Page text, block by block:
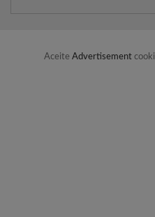
Aceite Advertisement